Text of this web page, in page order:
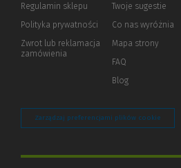
Regulamin sklepu
Polityka prywatności (Nowe
(Link
innej
Zwrot lub reklamacja
zamówienia
innej
strony)
Twoje sugestie
Co nas wyróżnia
Mapa strony
FAQ
Blog
Zarządzaj preferencjami plików cookie